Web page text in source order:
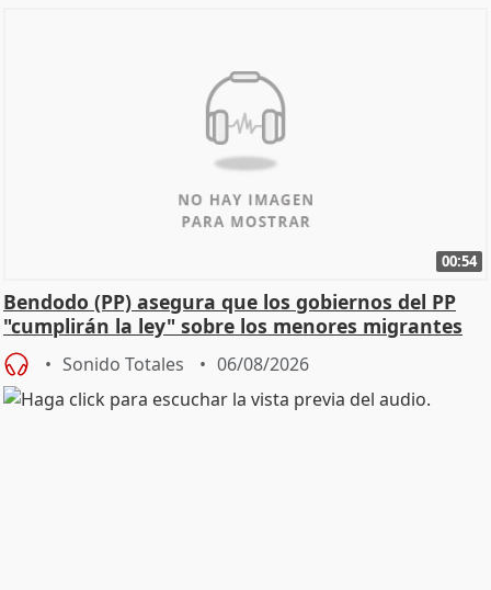
00:54
Bendodo (PP) asegura que los gobiernos del PP
"cumplirán la ley" sobre los menores migrantes
Sonido Totales 06/08/2026